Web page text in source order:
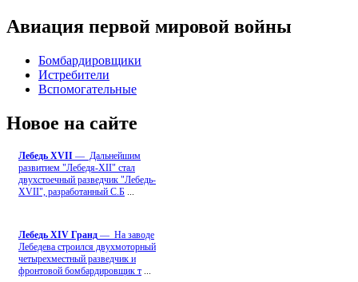
Авиация первой мировой войны
Бомбардировщики
Истребители
Вспомогательные
Новое на сайте
Лебедь ХVII — Дальнейшим
развитием "Лебедя-ХII" стал
двухстоечный разведчик "Лебедь-
XVII", разработанный С.Б
Лебедь ХIV Гранд — На заводе
Лебедева строился двухмоторный
четырехместный разведчик и
фронтовой бомбардировщик т